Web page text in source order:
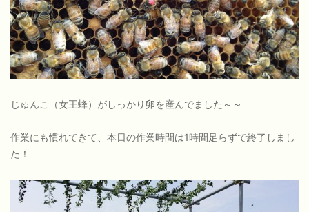
じゅんこ（女王蜂）がしっかり卵を産んでました～～
作業にも慣れてきて、本日の作業時間は1時間足らずで終了しまし
た！